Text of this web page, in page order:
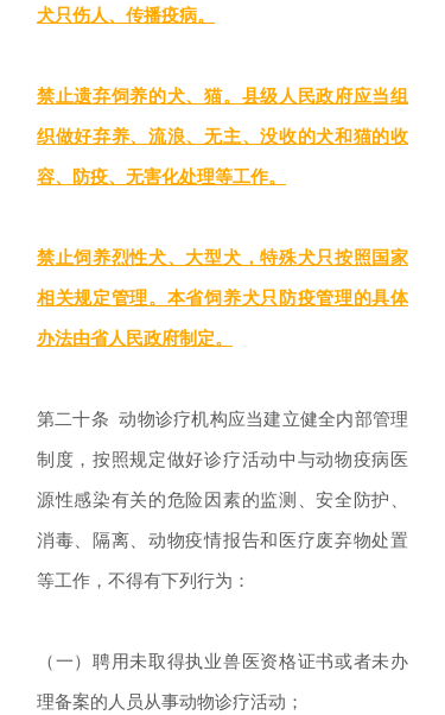
犬只伤人、传播疫病。
禁止遗弃饲养的犬、猫。县级人民政府应当组
织做好弃养、流浪、无主、没收的犬和猫的收
容、防疫、无害化处理等工作。
禁止饲养烈性犬、大型犬，特殊犬只按照国家
相关规定管理。本省饲养犬只防疫管理的具体
办法由省人民政府制定。
第二十条 动物诊疗机构应当建立健全内部管理
制度，按照规定做好诊疗活动中与动物疫病医
源性感染有关的危险因素的监测、安全防护、
消毒、隔离、动物疫情报告和医疗废弃物处置
等工作，不得有下列行为：
（一）聘用未取得执业兽医资格证书或者未办
理备案的人员从事动物诊疗活动；